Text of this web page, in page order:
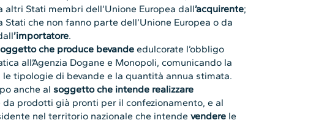
altri Stati membri dell’Unione Europea dall’acquirente;
che non fanno parte dell’Unione Europea o da
’importatore.
che produce bevande edulcorate l’obbligo
all’Agenzia Dogane e Monopoli, comunicando la
le tipologie di bevande e la quantità annua stimata.
anche al soggetto che intende realizzare
prodotti già pronti per il confezionamento, e al
nel territorio nazionale che intendevendere le